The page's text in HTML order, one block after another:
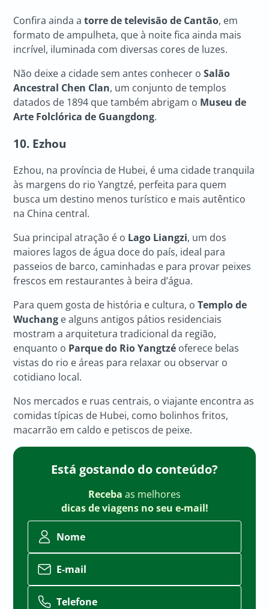
Confira ainda atorre de televisão de Cantão, em
formato de ampulheta, que à noite fica ainda mais
incrível, iluminada com diversas cores de luzes.
Não deixe a cidade sem antes conhecer oSalão
Ancestral Chen Clan, um conjunto de templos
datados de 1894 que também abrigam o Museu de
Arte Folclórica de Guangdong.
10. Ezhou
Ezhou, na província de Hubei, é uma cidade tranquila
às margens do rio Yangtzé, perfeita para quem
busca um destino menos turístico e mais autêntico
na China central.
Sua principal atração é o Lago Liangzi, um dos
maiores lagos de água doce do país, ideal para
passeios de barco, caminhadas e para provar peixes
frescos em restaurantes à beira d’água.
Para quem gosta de história e cultura, oTemplo de
Wuchang e alguns antigos pátios residenciais
mostram a arquitetura tradicional da região,
enquanto o Parque do Rio Yangtzé oferece belas
vistas do rio e áreas para relaxar ou observar o
cotidiano local.
Nos mercados e ruas centrais, o viajante encontra as
comidas típicas de Hubei, como bolinhos fritos,
macarrão em caldo e petiscos de peixe.
Está gostando do conteúdo?
Receba as melhores
dicas de viagens no seu e-mail!
Nome
E-mail
Telefone